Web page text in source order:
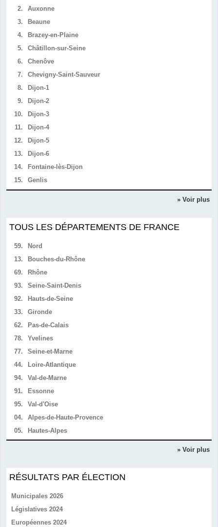
2.
Auxonne
3.
Beaune
4.
Brazey-en-Plaine
5.
Châtillon-sur-Seine
6.
Chenôve
7.
Chevigny-Saint-Sauveur
8.
Dijon-1
9.
Dijon-2
10.
Dijon-3
11.
Dijon-4
12.
Dijon-5
13.
Dijon-6
14.
Fontaine-lès-Dijon
15.
Genlis
» Voir plus
TOUS LES DÉPARTEMENTS DE FRANCE
59.
Nord
13.
Bouches-du-Rhône
69.
Rhône
93.
Seine-Saint-Denis
92.
Hauts-de-Seine
33.
Gironde
62.
Pas-de-Calais
78.
Yvelines
77.
Seine-et-Marne
44.
Loire-Atlantique
94.
Val-de-Marne
91.
Essonne
95.
Val-d'Oise
04.
Alpes-de-Haute-Provence
05.
Hautes-Alpes
» Voir plus
RÉSULTATS PAR ÉLECTION
Municipales 2026
Législatives 2024
Européennes 2024